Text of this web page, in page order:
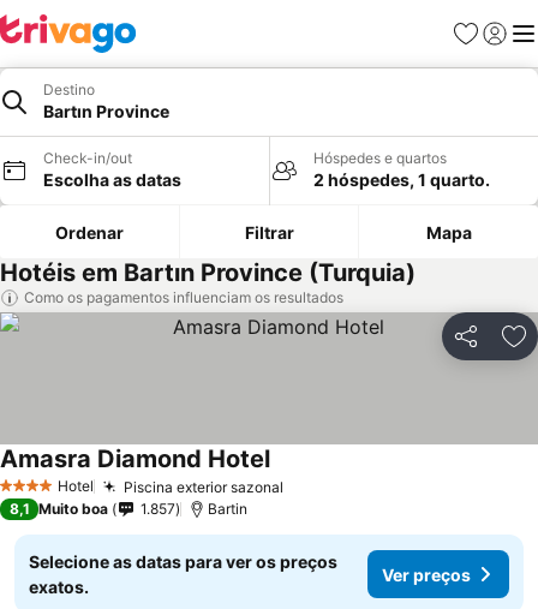
Favoritos
Iniciar
Destino
Bartın Province
Check-in/out
Escolha as datas
Hóspedes e quartos
2 hóspedes, 1 quarto.
Ordenar Filtrar Mapa
Hotéis em Bartın Province (Turquia)
Como os pagamentos influenciam os resultados
Partilhar
4 EstrelasHotel Piscina exterior sazonal
Amasra Diamond Hotel
8,1 Muito boa 1.857 Bartin
Selecione as datas para ver os preços
exatos.
Ver preços